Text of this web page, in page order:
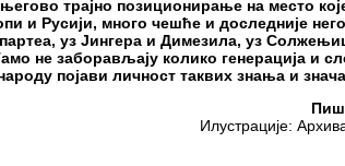
његово трајно позиционирање на место
и Русији, много чешће и доследније
уз Јингера и Димезила, уз
не заборављају колико генерација и
појави личност таквих знања и
Илустрације: